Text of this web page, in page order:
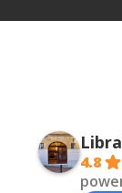
4.8